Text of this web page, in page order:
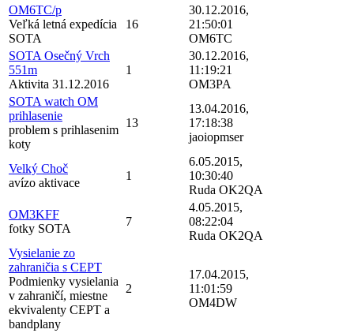
OM6TC/p
Veľká letná expedícia
SOTA
16
30.12.2016,
21:50:01
OM6TC
SOTA Osečný Vrch
551m
Aktivita 31.12.2016
1
30.12.2016,
11:19:21
OM3PA
SOTA watch OM
prihlasenie
problem s prihlasenim
koty
13
13.04.2016,
17:18:38
jaoiopmser
Velký Choč
avízo aktivace
1
6.05.2015,
10:30:40
Ruda OK2QA
OM3KFF
fotky SOTA
7
4.05.2015,
08:22:04
Ruda OK2QA
Vysielanie zo
zahraničia s CEPT
Podmienky vysielania
v zahraničí, miestne
ekvivalenty CEPT a
bandplany
2
17.04.2015,
11:01:59
OM4DW